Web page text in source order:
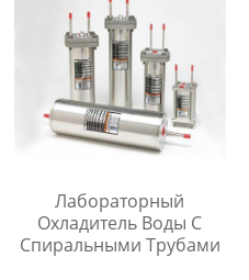
Лабораторный
Охладитель Воды С
Спиральными Трубами